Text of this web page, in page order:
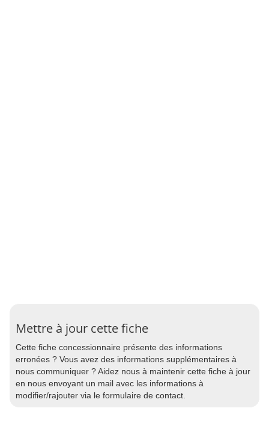
Mettre à jour cette fiche
Cette fiche concessionnaire présente des informations
erronées ? Vous avez des informations supplémentaires à
nous communiquer ? Aidez nous à maintenir cette fiche à jour
en nous envoyant un mail avec les informations à
modifier/rajouter via le formulaire de contact.